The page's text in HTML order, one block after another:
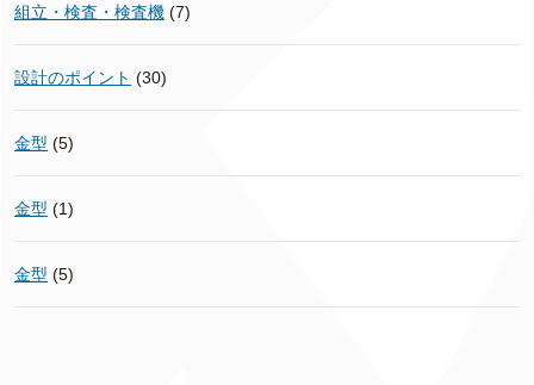
組立・検査・検査機 (7)
設計のポイント (30)
金型 (5)
金型 (1)
金型 (5)